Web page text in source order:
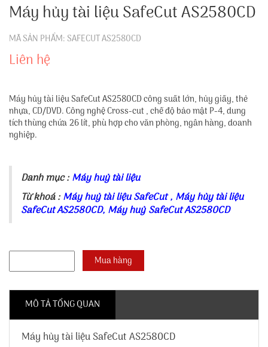
Máy hủy tài liệu SafeCut AS2580CD
MÃ SẢN PHẨM: SAFECUT AS2580CD
Liên hệ
Máy hủy tài liệu SafeCut AS2580CD công suất lớn, hủy giấy, thẻ
nhựa, CD/DVD. Công nghệ Cross-cut , chế độ bảo mật P-4, dung
tích thùng chứa 26 lít, phù hợp cho văn phòng, ngân hàng, doanh
nghiệp.
Danh mục :Máy huỷ tài liệu
Từ khoá :Máy huỷ tài liệu SafeCut, Máy hủy tài liệu
SafeCut AS2580CD, Máy huỷ SafeCut AS2580CD
MÔ TẢ TỔNG QUAN
Máy hủy tài liệu SafeCut AS2580CD